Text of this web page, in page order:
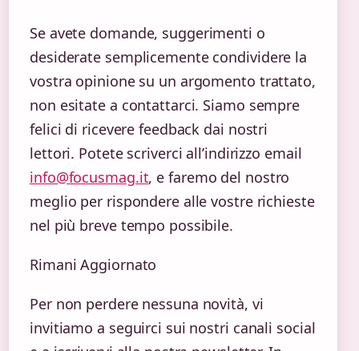
Se avete domande, suggerimenti o
desiderate semplicemente condividere la
vostra opinione su un argomento trattato,
non esitate a contattarci. Siamo sempre
felici di ricevere feedback dai nostri
lettori. Potete scriverci all’indirizzo email
info@focusmag.it, e faremo del nostro
meglio per rispondere alle vostre richieste
nel più breve tempo possibile.
Rimani Aggiornato
Per non perdere nessuna novità, vi
invitiamo a seguirci sui nostri canali social